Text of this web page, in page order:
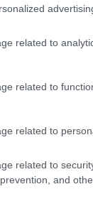
related to
related to
related to
related to
and
kezelni a
nem
Valamint,
is,
koncepció"